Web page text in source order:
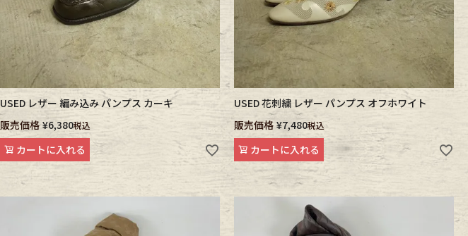
USED レザー 編み込み パンプス カーキ
販売価格 ¥6,380税込
カートに入れる
USED 花刺繍 レザー パンプス オフホワイト
販売価格 ¥7,480税込
カートに入れる